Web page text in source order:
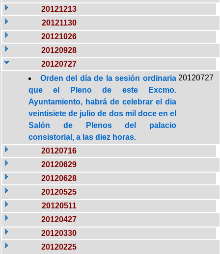
20121213
20121130
20121026
20120928
20120727
Orden del día de la sesión ordinaria
que el Pleno de este Excmo.
Ayuntamiento, habrá de celebrar el dia
veintisiete de julio de dos mil doce en el
Salón de Plenos del palacio
consistorial, a las diez horas.
20120727
20120716
20120629
20120628
20120525
20120511
20120427
20120330
20120225